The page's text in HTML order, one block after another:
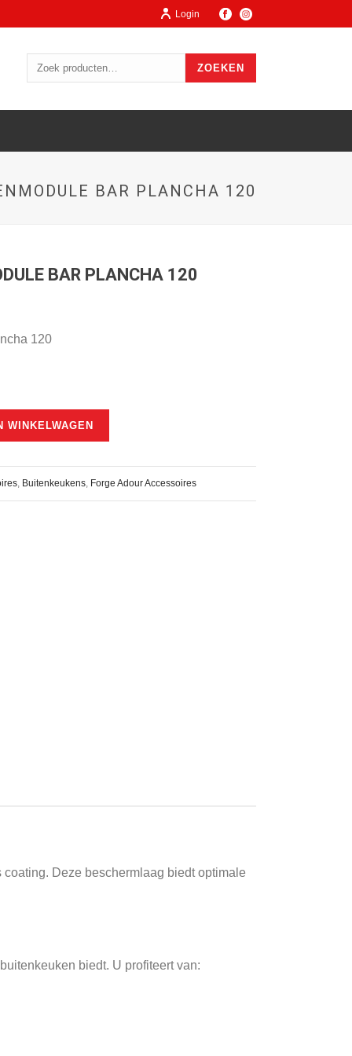
Login
ZOEKEN
BAR PLANCHA 120
BAR PLANCHA 120
120
WINKELWAGEN
, Buitenkeukens, Forge Adour Accessoires
Deze beschermlaag biedt optimale
biedt. U profiteert van: